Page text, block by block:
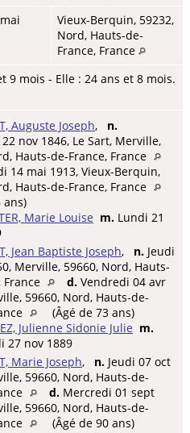
Vieux-Berquin, 59232,
Nord, Hauts-de-
France, France
9 mois - Elle : 24 ans et 8 mois.
Auguste Joseph, n.
nov 1846, Le Sart, Merville,
Hauts-de-France, France
14 mai 1913, Vieux-Berquin,
Hauts-de-France, France
ans)
Marie Louise m. Lundi 21
Jean Baptiste Joseph, n. Jeudi
Merville, 59660, Nord, Hauts-
France
d. Vendredi 04 avr
59660, Nord, Hauts-de-
(Âgé de 73 ans)
Julienne Sidonie Julie m.
27 nov 1889
Marie Joseph, n. Jeudi 07 oct
59660, Nord, Hauts-de-
d. Mercredi 01 sept
59660, Nord, Hauts-de-
(Âgé de 90 ans)